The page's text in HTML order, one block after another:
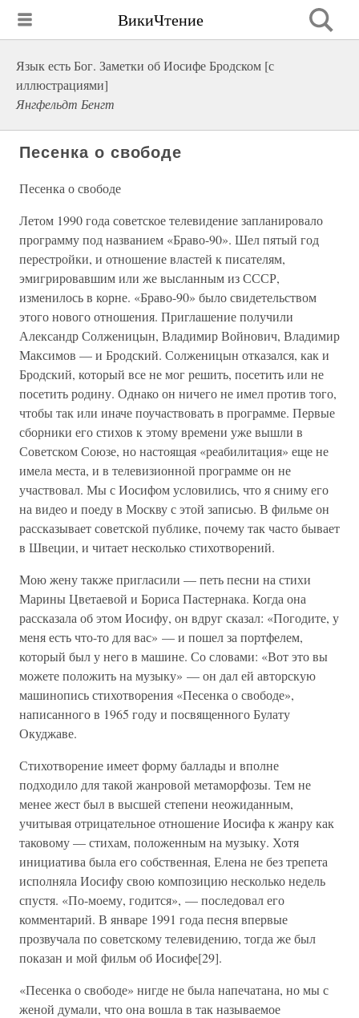
ВикиЧтение
Язык есть Бог. Заметки об Иосифе Бродском [с
иллюстрациями]
Янгфельдт Бенгт
Песенка о свободе
Песенка о свободе
Летом 1990 года советское телевидение запланировало
программу под названием «Браво-90». Шел пятый год
перестройки, и отношение властей к писателям,
эмигрировавшим или же высланным из СССР,
изменилось в корне. «Браво-90» было свидетельством
этого нового отношения. Приглашение получили
Александр Солженицын, Владимир Войнович, Владимир
Максимов — и Бродский. Солженицын отказался, как и
Бродский, который все не мог решить, посетить или не
посетить родину. Однако он ничего не имел против того,
чтобы так или иначе поучаствовать в программе. Первые
сборники его стихов к этому времени уже вышли в
Советском Союзе, но настоящая «реабилитация» еще не
имела места, и в телевизионной программе он не
участвовал. Мы с Иосифом условились, что я сниму его
на видео и поеду в Москву с этой записью. В фильме он
рассказывает советской публике, почему так часто бывает
в Швеции, и читает несколько стихотворений.
Мою жену также пригласили — петь песни на стихи
Марины Цветаевой и Бориса Пастернака. Когда она
рассказала об этом Иосифу, он вдруг сказал: «Погодите, у
меня есть что-то для вас» — и пошел за портфелем,
который был у него в машине. Со словами: «Вот это вы
можете положить на музыку» — он дал ей авторскую
машинопись стихотворения «Песенка о свободе»,
написанного в 1965 году и посвященного Булату
Окуджаве.
Стихотворение имеет форму баллады и вполне
подходило для такой жанровой метаморфозы. Тем не
менее жест был в высшей степени неожиданным,
учитывая отрицательное отношение Иосифа к жанру как
таковому — стихам, положенным на музыку. Хотя
инициатива была его собственная, Елена не без трепета
исполняла Иосифу свою композицию несколько недель
спустя. «По-моему, годится», — последовал его
комментарий. В январе 1991 года песня впервые
прозвучала по советскому телевидению, тогда же был
показан и мой фильм об Иосифе[29].
«Песенка о свободе» нигде не была напечатана, но мы с
женой думали, что она вошла в так называемое